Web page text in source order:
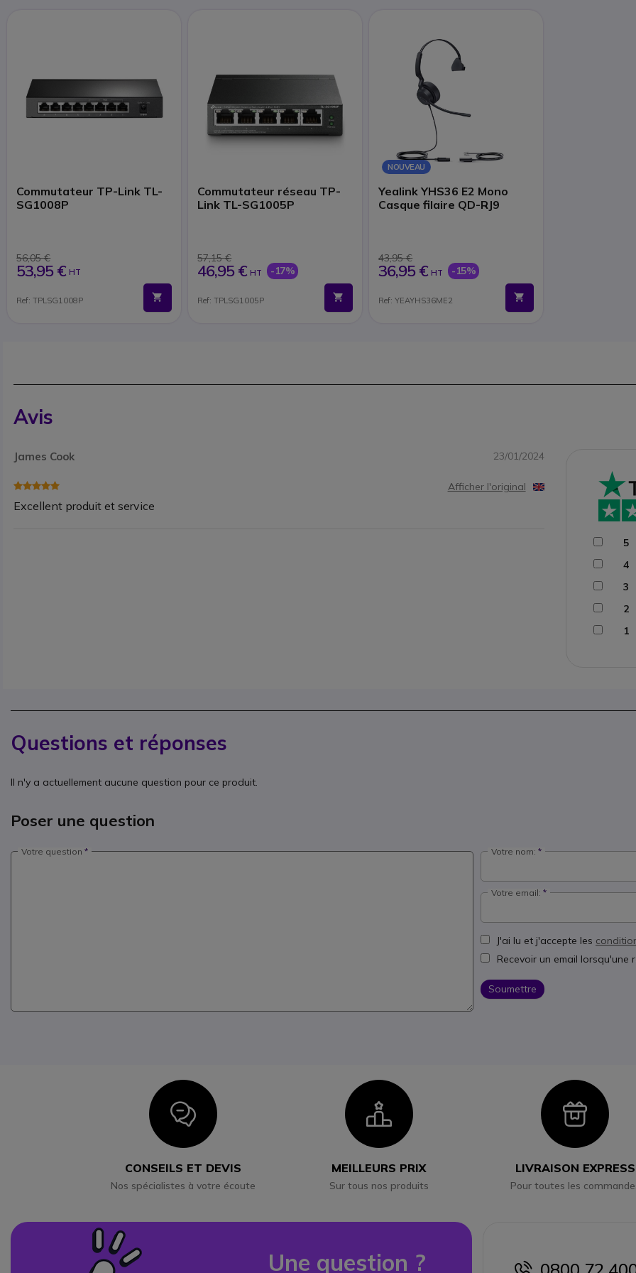
Commutateur TP-Link TL-
SG1008P
56,05 €
53,95 € HT
Ref: TPLSG1008P
Commutateur réseau TP-
Link TL-SG1005P
57,15 €
46,95 € HT -17%
Ref: TPLSG1005P
NOUVEAU
Yealink YHS36 E2 Mono
Casque filaire QD-RJ9
43,95 €
36,95 € HT -15%
Ref: YEAYHS36ME2
Avis
James Cook 23/01/2024
Excellent produit et service
Afficher l'original
5
4
3
2
1
Questions et réponses
Il n'y a actuellement aucune question pour ce produit.
Poser une question
Votre question Votre nom:
Votre email:
J'ai lu et j'accepte les
Recevoir un email lorsqu'une
Soumettre
Icon
CONSEILS ET DEVIS
Nos spécialistes à votre écoute
Icon
MEILLEURS PRIX
Sur tous nos produits
Icon
LIVRAISON EXPRESS
Pour toutes les
Une question ?